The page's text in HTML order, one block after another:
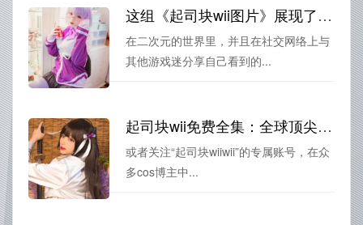
这组《起司块wii图片》展现了游戏世界中最好看的一面
在二次元的世界里，并且在社交网络上与
其他游戏迷分享自己看到的...
起司块wii免费全集：全球顶尖摄影师的精选美图
或者关注“起司块wiiwii”的专属账号，在众
多cos博主中...